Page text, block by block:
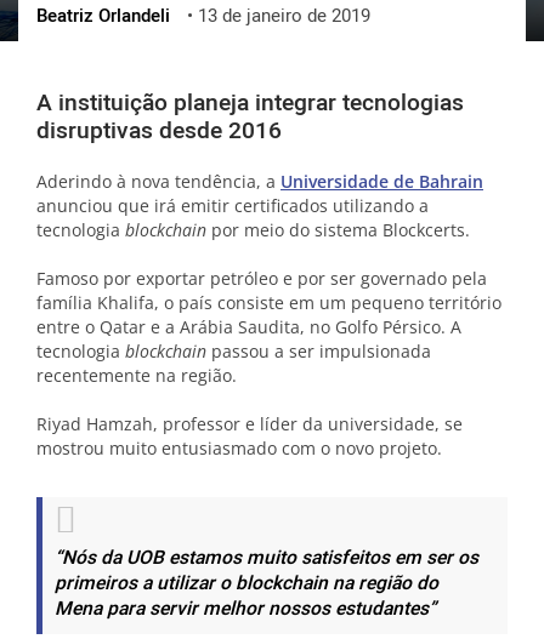
ქართული
vietnamese
Beatriz Orlandeli • 13 de janeiro de 2019
A instituição planeja integrar tecnologias
disruptivas desde 2016
Aderindo à nova tendência, a Universidade de Bahrain
anunciou que irá emitir certificados utilizando a
tecnologia blockchain por meio do sistema Blockcerts.
Famoso por exportar petróleo e por ser governado pela
família Khalifa, o país consiste em um pequeno território
entre o Qatar e a Arábia Saudita, no Golfo Pérsico. A
tecnologia blockchain passou a ser impulsionada
recentemente na região.
Riyad Hamzah, professor e líder da universidade, se
mostrou muito entusiasmado com o novo projeto.
“Nós da UOB estamos muito satisfeitos em ser os
primeiros a utilizar o blockchain na região do
Mena para servir melhor nossos estudantes”